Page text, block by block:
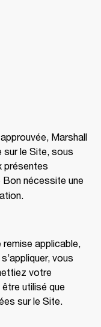
Marshall
sur le Site, sous
présentes
Bon nécessite une
applicable,
vous
votre
utilisé que
sur le Site.